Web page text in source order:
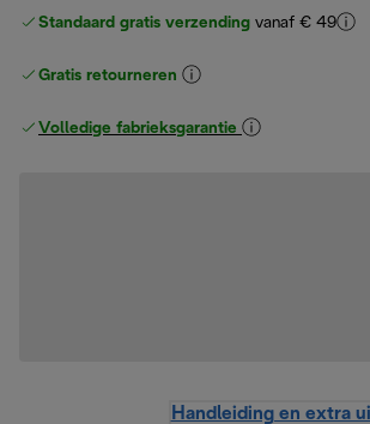
Standaard gratis verzending vanaf € 49
Gratis retourneren
Volledige fabrieksgarantie
Handleiding en extra